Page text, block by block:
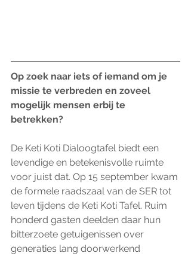
Op zoek naar iets of iemand om je
missie te verbreden en zoveel
mogelijk mensen erbij te
betrekken?
De Keti Koti Dialoogtafel biedt een
levendige en betekenisvolle ruimte
voor juist dat. Op 15 september kwam
de formele raadszaal van de SER tot
leven tijdens de Keti Koti Tafel. Ruim
honderd gasten deelden daar hun
bitterzoete getuigenissen over
generaties lang doorwerkend